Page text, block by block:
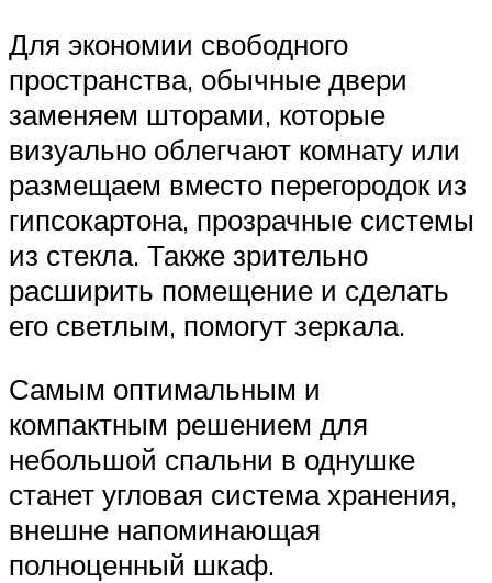
Для экономии свободного
пространства, обычные двери
заменяем шторами, которые
визуально облегчают комнату или
размещаем вместо перегородок из
гипсокартона, прозрачные системы
из стекла. Также зрительно
расширить помещение и сделать
его светлым, помогут зеркала.
Самым оптимальным и
компактным решением для
небольшой спальни в однушке
станет угловая система хранения,
внешне напоминающая
полноценный шкаф.